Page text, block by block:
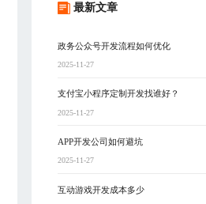
最新文章
政务公众号开发流程如何优化
2025-11-27
支付宝小程序定制开发找谁好？
2025-11-27
APP开发公司如何避坑
2025-11-27
互动游戏开发成本多少